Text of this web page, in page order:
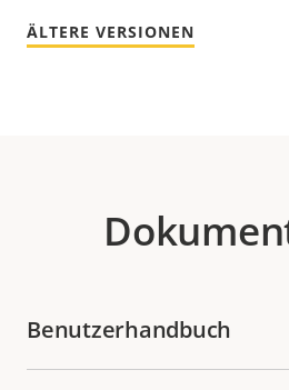
ÄLTERE VERSIONEN
Benutzerhandbuch